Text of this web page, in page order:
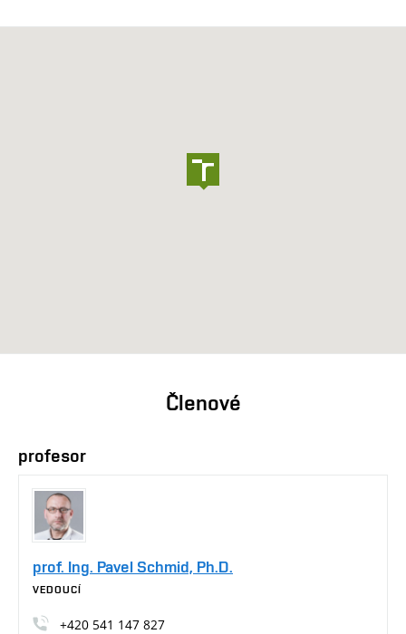
Členové
profesor
prof. Ing. Pavel Schmid, Ph.D.
VEDOUCÍ
+420 541 147 827